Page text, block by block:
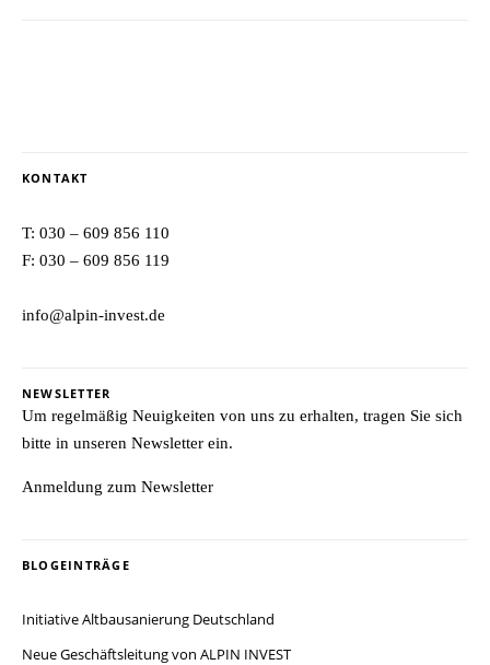
KONTAKT
T: 030 – 609 856 110
F: 030 – 609 856 119
info@alpin-invest.de
NEWSLETTER
Um regelmäßig Neuigkeiten von uns zu erhalten, tragen Sie sich
bitte in unseren Newsletter ein.
Anmeldung zum Newsletter
BLOGEINTRÄGE
Initiative Altbausanierung Deutschland
Neue Geschäftsleitung von ALPIN INVEST